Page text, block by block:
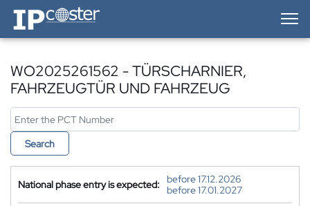
IP-Coster — Home
WO2025261562 - TÜRSCHARNIER,
FAHRZEUGTÜR UND FAHRZEUG
Search
National phase entry is expected:
before 17.12.2026
before 17.01.2027